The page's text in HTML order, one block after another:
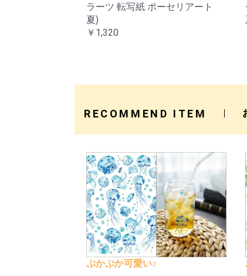
ラーツ 転写紙 ポーセリアート
夏)
￥1,320
RECOMMEND ITEM
ぷかぷか可愛い♪